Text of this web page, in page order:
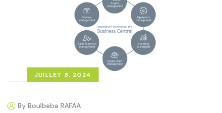
JUILLET 8, 2024
By Boulbeba RAFAA